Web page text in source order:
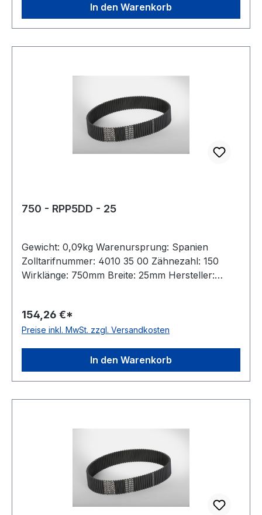
In den Warenkorb
750 - RPP5DD - 25
Gewicht: 0,09kg Warenursprung: Spanien
Zolltarifnummer: 4010 35 00 Zähnezahl: 150
Wirklänge: 750mm Breite: 25mm Hersteller:
154,26 €*
Preise inkl. MwSt. zzgl. Versandkosten
In den Warenkorb